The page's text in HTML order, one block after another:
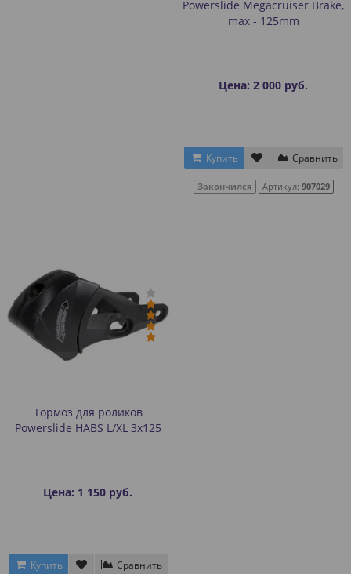
Powerslide Megacruiser Brake,
max - 125mm
Цена: 2 000 руб.
Купить Сравнить
Закончился Артикул: 907029
Тормоз для роликов
Powerslide HABS L/XL 3x125
Цена: 1 150 руб.
Купить Сравнить